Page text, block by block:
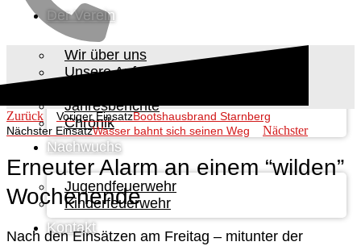
Der Verein
Wir über uns
Unsere Aufgabe
Jahresberichte
Chronik
Nachwuchs
Jugendfeuerwehr
Kinderfeuerwehr
Kontakt
Zurück Voriger EinsatzBootshausbrand Starnberg
Nächster EinsatzWasser bahnt sich seinen Weg Nächster
Erneuter Alarm an einem “wilden”
Wochenende
Nach den Einsätzen am Freitag – mitunter der